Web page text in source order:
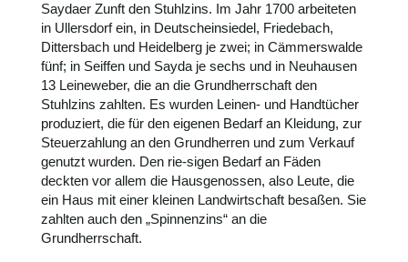
Saydaer Zunft den Stuhlzins. Im Jahr 1700 arbeiteten
in Ullersdorf ein, in Deutscheinsiedel, Friedebach,
Dittersbach und Heidelberg je zwei; in Cämmerswalde
fünf; in Seiffen und Sayda je sechs und in Neuhausen
13 Leineweber, die an die Grundherrschaft den
Stuhlzins zahlten. Es wurden Leinen- und Handtücher
produziert, die für den eigenen Bedarf an Kleidung, zur
Steuerzahlung an den Grundherren und zum Verkauf
genutzt wurden. Den rie-sigen Bedarf an Fäden
deckten vor allem die Hausgenossen, also Leute, die
ein Haus mit einer kleinen Landwirtschaft besaßen. Sie
zahlten auch den „Spinnenzins“ an die
Grundherrschaft.